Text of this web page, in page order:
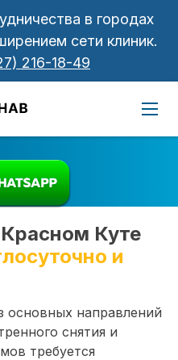
в городах
сети клиник.
216-18-49
Куте
и
направлений
снятия и
требуется